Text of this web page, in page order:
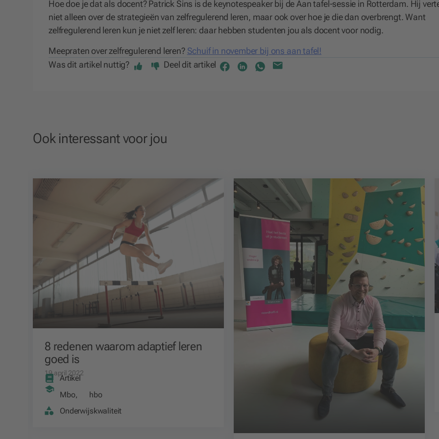
Hoe doe je dat als docent? Patrick Sins is de keynotespeaker bij de Aan tafel-sessie in Rotterdam. Hij
niet alleen over de strategieën van zelfregulerend leren, maar ook over hoe je die dan overbrengt. Want
zelfregulerend leren kun je niet zelf leren: daar hebben studenten jou als docent voor nodig.
Meepraten over zelfregulerend leren? Schuif in november bij ons aan tafel!
Was dit artikel nuttig?
Deel dit artikel
Ook interessant voor jou
8 redenen waarom adaptief leren
goed is
19 april 2022
Artikel
Mbo,
hbo
Onderwijskwaliteit